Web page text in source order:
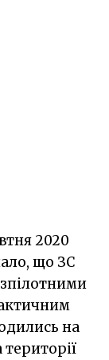
2020
що ЗС
на